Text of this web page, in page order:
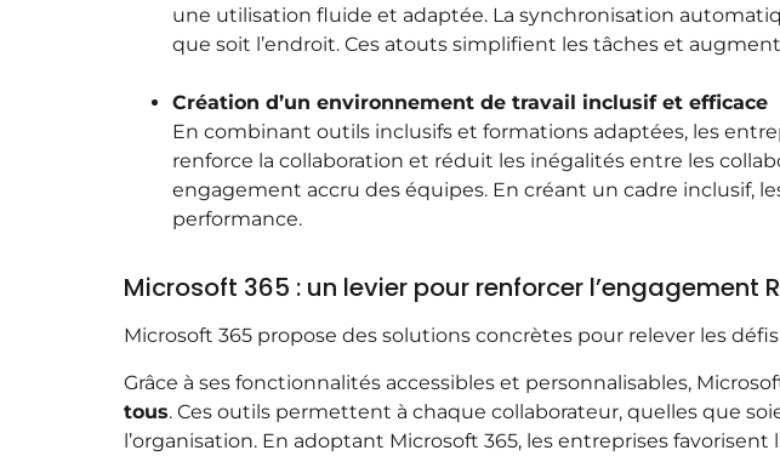
une utilisation fluide et adaptée. La synchronisation
que soit l’endroit. Ces atouts simplifient les tâches et
Création d’un environnement de travail inclusif et efficace
En combinant outils inclusifs et formations adaptées, les
renforce la collaboration et réduit les inégalités entre les
engagement accru des équipes. En créant un cadre inclusif,
performance.
Microsoft 365 : un levier pour renforcer l’engagement
Microsoft 365 propose des solutions concrètes pour relever les
Grâce à ses fonctionnalités accessibles et personnalisables,
tous. Ces outils permettent à chaque collaborateur, quelles que
l’organisation. En adoptant Microsoft 365, les entreprises favorisent